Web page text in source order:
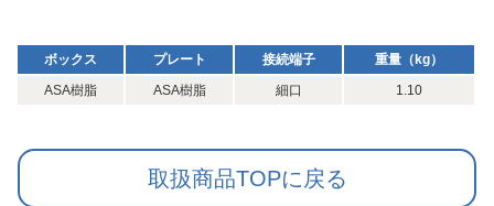
ボックス プレート 接続端子
重量（kg）
ASA樹脂
ASA樹脂 細口 1.10
取扱商品TOPに戻る